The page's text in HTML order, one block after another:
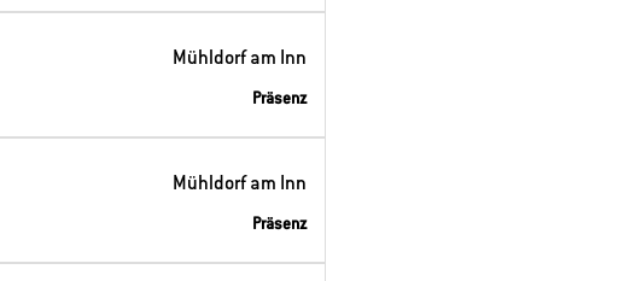
Mühldorf am Inn
Präsenz
Mühldorf am Inn
Präsenz